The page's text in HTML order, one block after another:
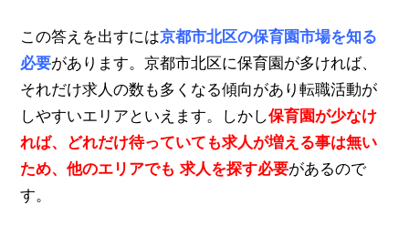
この答えを出すには京都市北区の保育園市場を知る
必要があります。京都市北区に保育園が多ければ、
それだけ求人の数も多くなる傾向があり転職活動が
しやすいエリアといえます。しかし保育園が少なけ
れば、どれだけ待っていても求人が増える事は無い
ため、他のエリアでも 求人を探す必要があるので
す。